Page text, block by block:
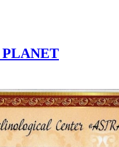
PLANET